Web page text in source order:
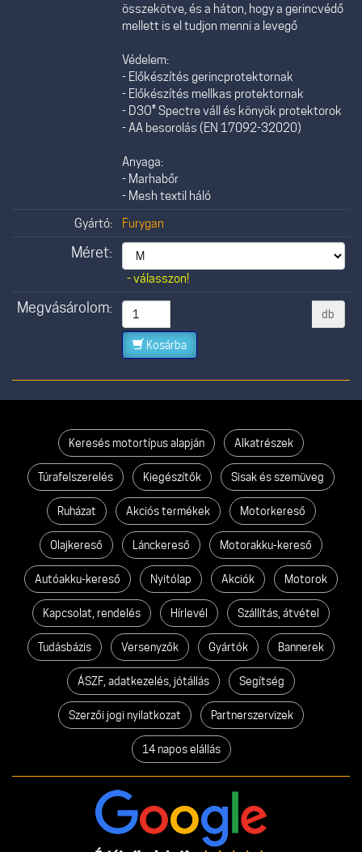
összekötve, és a háton, hogy a gerincvédő
mellett is el tudjon menni a levegő
Védelem:
- Előkészítés gerincprotektornak
- Előkészítés mellkas protektornak
- D3O® Spectre váll és könyök protektorok
- AA besorolás (EN 17092-32020)
Anyaga:
- Marhabőr
- Mesh textil háló
Gyártó:
Furygan
Méret:
- válasszon!
Megvásárolom: db
Kosárba
Keresés motortípus alapján Alkatrészek
Túrafelszerelés Kiegészítők Sisak és szemüveg
Ruházat Akciós termékek Motorkereső
Olajkereső Lánckereső Motorakku-kereső
Autóakku-kereső Nyitólap Akciók Motorok
Kapcsolat, rendelés Hírlevél Szállítás, átvétel
Tudásbázis Versenyzők Gyártók Bannerek
ÁSZF, adatkezelés, jótállás Segítség
Szerzői jogi nyilatkozat Partnerszervizek
14 napos elállás